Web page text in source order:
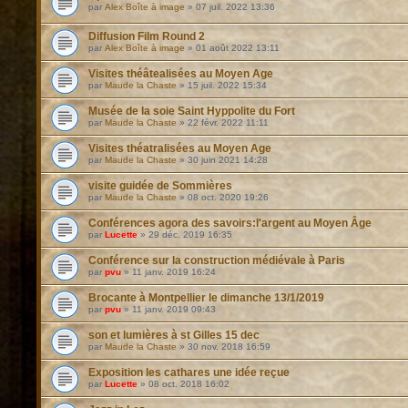
par Alex Boîte à image » 07 juil. 2022 13:36
Diffusion Film Round 2
par Alex Boîte à image » 01 août 2022 13:11
Visites théâtealisées au Moyen Age
par Maude la Chaste » 15 juil. 2022 15:34
Musée de la soie Saint Hyppolite du Fort
par Maude la Chaste » 22 févr. 2022 11:11
Visites théatralisées au Moyen Age
par Maude la Chaste » 30 juin 2021 14:28
visite guidée de Sommières
par Maude la Chaste » 08 oct. 2020 19:26
Conférences agora des savoirs:l'argent au Moyen Âge
par Lucette » 29 déc. 2019 16:35
Conférence sur la construction médiévale à Paris
par pvu » 11 janv. 2019 16:24
Brocante à Montpellier le dimanche 13/1/2019
par pvu » 11 janv. 2019 09:43
son et lumières à st Gilles 15 dec
par Maude la Chaste » 30 nov. 2018 16:59
Exposition les cathares une idée reçue
par Lucette » 08 oct. 2018 16:02